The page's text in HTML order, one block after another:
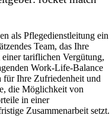
als Pflegedienstleitung ein
Team, das Ihre
tariflichen Vergütung,
Work-Life-Balance
für Ihre Zufriedenheit und
die Möglichkeit von
in einer
Zusammenarbeit setzt.